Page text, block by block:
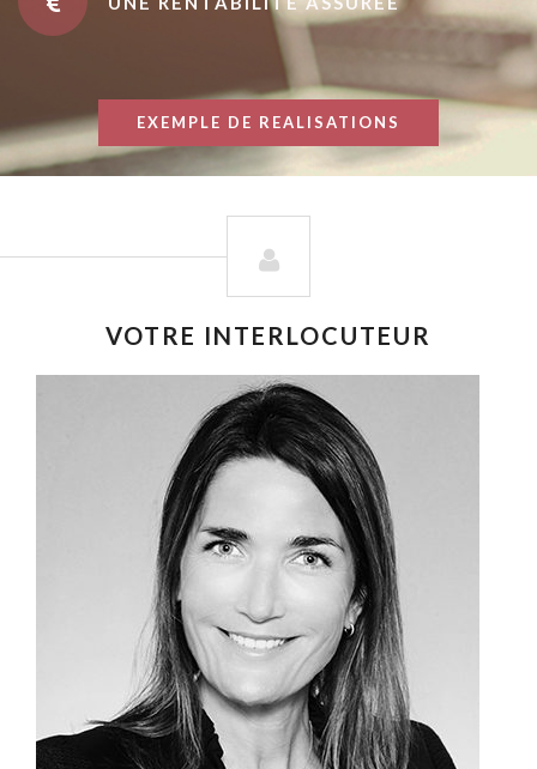
EXEMPLE DE REALISATIONS
VOTRE INTERLOCUTEUR